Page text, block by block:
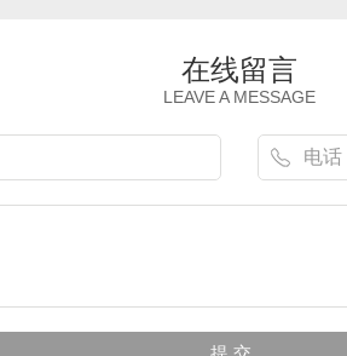
在线留言
LEAVE A MESSAGE